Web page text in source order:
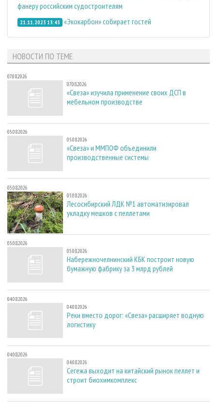
фанеру российским судостроителям
21.11.2023 13:43 «Экокарбон» собирает гостей
НОВОСТИ ПО ТЕМЕ
07.08.2026
07.08.2026
«Свеза» изучила применение своих ДСП в
мебельном производстве
05.08.2026
05.08.2026
«Свеза» и ММПОФ объединили
производственные системы
05.08.2026
05.08.2026
Лесосибирский ЛДК №1 автоматизировал
укладку мешков с пеллетами
05.08.2026
05.08.2026
Набережночелнинский КБК построит новую
бумажную фабрику за 3 млрд рублей
04.08.2026
04.08.2026
Реки вместо дорог: «Свеза» расширяет водную
логистику
04.08.2026
04.08.2026
Сегежа выходит на китайский рынок пеллет и
строит биохимкомплекс